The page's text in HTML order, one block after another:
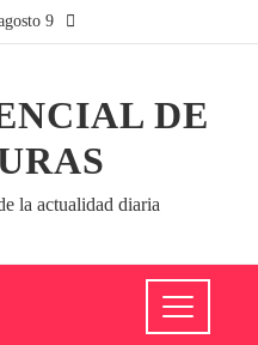
9
DE
la actualidad diaria